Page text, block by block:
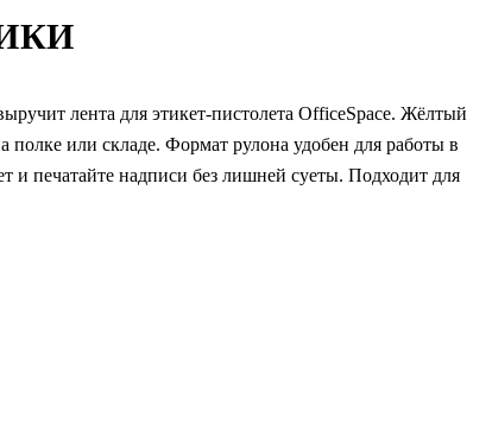
лента для этикет-пистолета OfficeSpace. Жёлтый
или складе. Формат рулона удобен для работы в
и печатайте надписи без лишней суеты. Подходит для